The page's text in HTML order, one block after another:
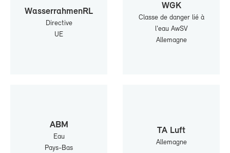
Was­ser­rah­menRL
Di­rec­tive
UE
WGK
Classe de dan­ger lié à
l'eau AwSV
Al­le­magne
ABM
Eau
Pays-​Bas
TA Luft
Al­le­magne